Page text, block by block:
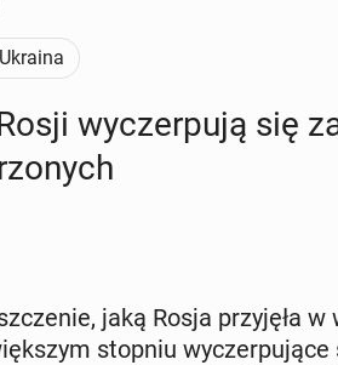
wy­czer­pu­ją się
jaką Rosja przy­ję­ła
stopniu